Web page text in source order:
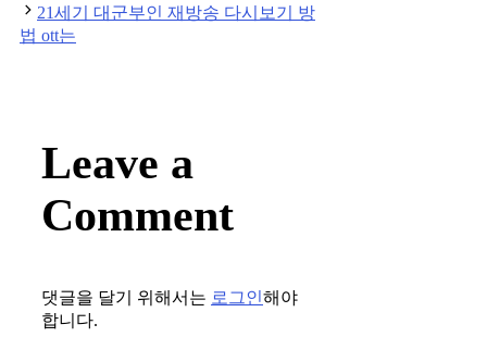
21세기 대군부인 재방송 다시보기 방
법 ott는
Leave a
Comment
댓글을 달기 위해서는 로그인해야
합니다.